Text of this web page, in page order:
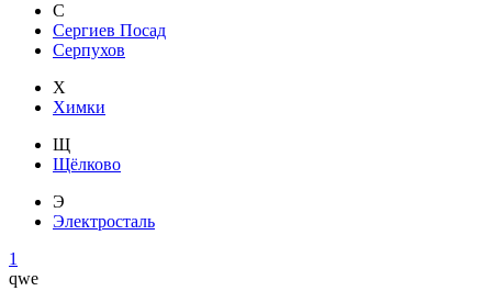
С
Сергиев Посад
Серпухов
Х
Химки
Щ
Щёлково
Э
Электросталь
1
qwe